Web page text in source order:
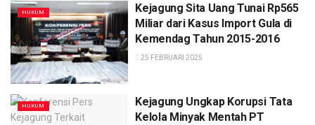
HUKUM
Kejagung Sita Uang Tunai Rp565
Miliar dari Kasus Import Gula di
Kemendag Tahun 2015-2016
25 FEBRUARI 2025
HUKUM
Kejagung Ungkap Korupsi Tata
Kelola Minyak Mentah PT